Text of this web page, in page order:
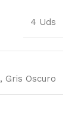
4 Uds
, Gris Oscuro